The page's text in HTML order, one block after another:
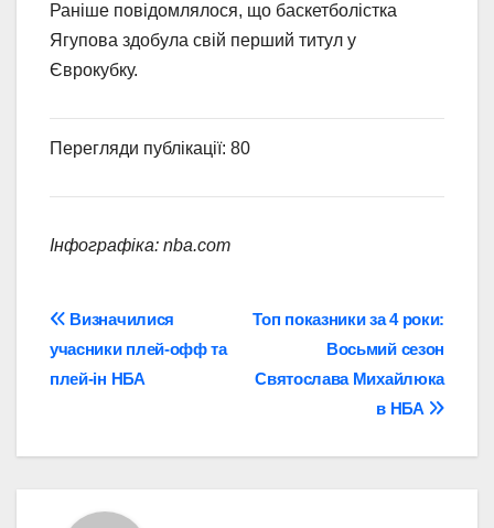
Раніше повідомлялося, що баскетболістка
Ягупова здобула свій перший титул у
Єврокубку.
Перегляди публікації: 80
Інфографіка: nba.com
Навігація
записів
Топ показники за 4 роки:
Восьмий сезон
Святослава Михайлюка
в НБА
Визначилися
учасники плей-офф та
плей-ін НБА